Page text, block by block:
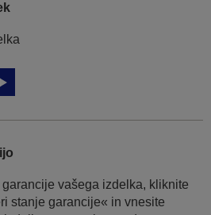
vašega izdelka, kliknite
stanje garancije« in vnesite